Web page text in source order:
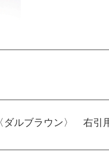
ルブラウン〉 右引